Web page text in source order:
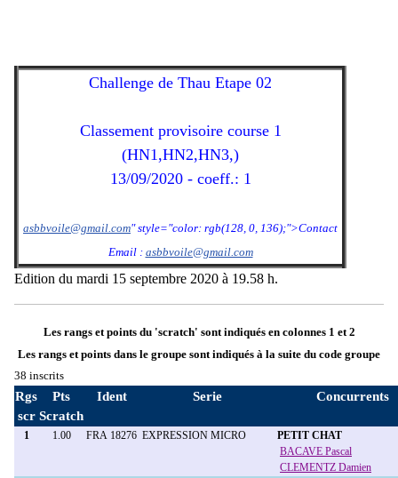
Challenge de Thau Etape 02
Classement provisoire course 1
(HN1,HN2,HN3,)
13/09/2020 - coeff.: 1
asbbvoile@gmail.com" style="color: rgb(128, 0, 136);">Contact
Email : asbbvoile@gmail.com
Edition du mardi 15 septembre 2020 à 19.58 h.
Les rangs et points du 'scratch' sont indiqués en colonnes 1 et 2
Les rangs et points dans le groupe sont indiqués à la suite du code groupe
38 inscrits
Rgs
scr
Pts
Scratch
Ident Serie Concurrents
1 1.00 FRA 18276 EXPRESSION MICRO
PETIT CHAT
BACAVE Pascal
CLEMENTZ Damien